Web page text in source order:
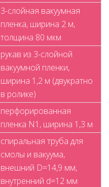
3-слойная вакуумная
пленка, ширина 2 м,
толщина 80 мкм
рукав из 3-слойной
вакуумной пленки,
ширина 1,2 м (двукратно
в ролике)
перфорированная
пленка N1, ширина 1,3 м
спиральная труба для
смолы и вакуума,
внешний D=14,9 мм,
внутренний d=12 мм